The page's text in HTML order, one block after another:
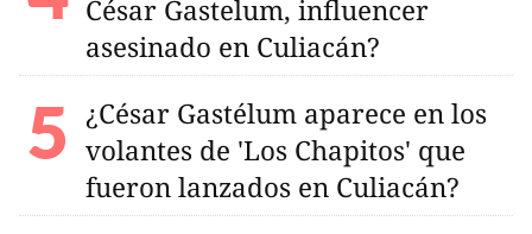
César Gastelum, influencer
asesinado en Culiacán?
¿César Gastélum aparece en los
volantes de 'Los Chapitos' que
fueron lanzados en Culiacán?